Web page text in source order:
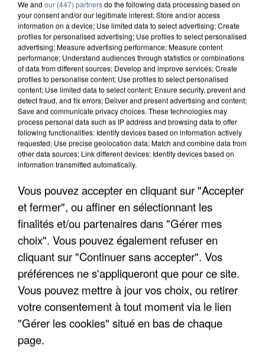
APRÈS TOUTES CES CANICULES, LES REFUGES
We and our (447) partnersdo the following data processing based on
your consent and/or our legitimate interest: Store and/or access
information on a device; Use limited data to select advertising; Create
profiles for personalised advertising; Use profiles to select personalised
advertising; Measure advertising performance; Measure content
performance; Understand audiences through statistics or combinations
of data from different sources; Develop and improve services; Create
profiles to personalise content; Use profiles to select personalised
content; Use limited data to select content; Ensure security, prevent and
detect fraud, and fix errors; Deliver and present advertising and content;
Save and communicate privacy choices. These technologies may
process personal data such as IP address and browsing data to offer
following functionalities: Identify devices based on information actively
requested; Use precise geolocation data; Match and combine data from
other data sources; Link different devices; Identify devices based on
information transmitted automatically.
Vous pouvez accepter en cliquant sur "Accepter
et fermer", ou affiner en sélectionnant les
finalités et/ou partenaires dans "Gérer mes
choix". Vous pouvez également refuser en
cliquant sur "Continuer sans accepter". Vos
préférences ne s'appliqueront que pour ce site.
Vous pouvez mettre à jour vos choix, ou retirer
votre consentement à tout moment via le lien
"Gérer les cookies" situé en bas de chaque
page.